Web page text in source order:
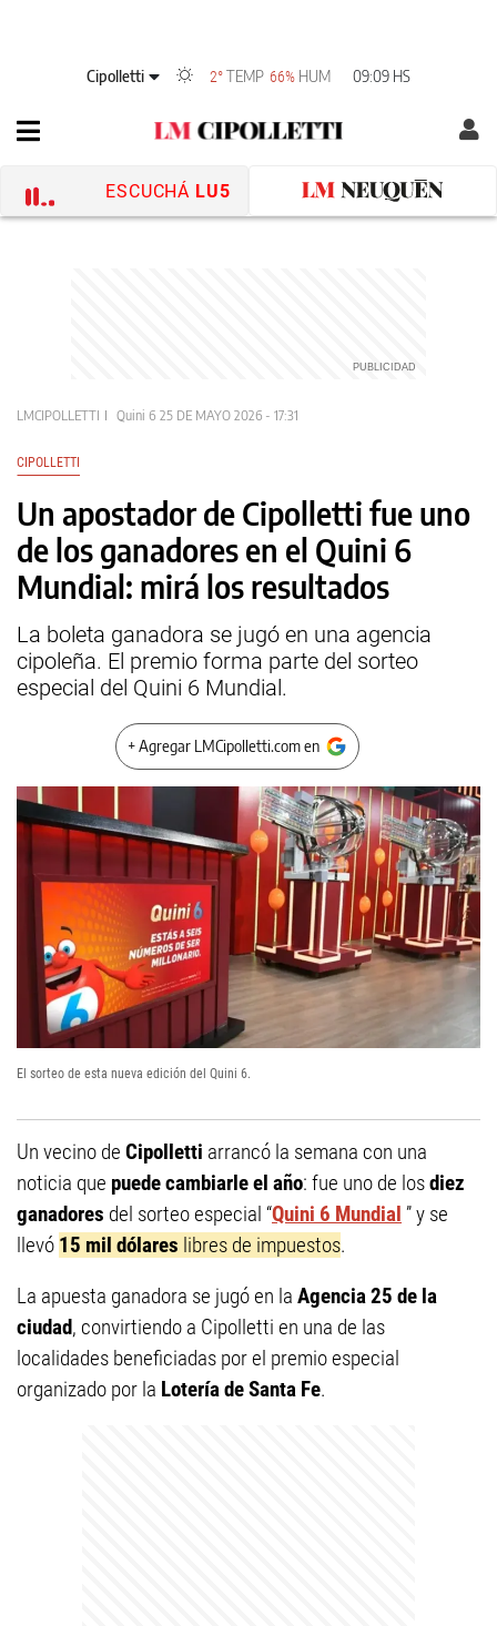
Cipolletti 2°TEMP 66% HUM 09:09 HS
ESCUCHÁ LU5
LMCIPOLLETTI Quini 6 25 DE MAYO 2026 - 17:31
CIPOLLETTI
Un apostador de Cipolletti fue uno
de los ganadores en el Quini 6
Mundial: mirá los resultados
La boleta ganadora se jugó en una agencia
cipoleña. El premio forma parte del sorteo
especial del Quini 6 Mundial.
+ Agregar LMCipolletti.com en
El sorteo de esta nueva edición del Quini 6.
Un vecino de Cipolletti arrancó la semana con una
noticia que puede cambiarle el año: fue uno de losdiez
ganadores del sorteo especial “Quini 6 Mundial ” y se
llevó 15 mil dólares libres de impuestos.
La apuesta ganadora se jugó en la Agencia 25 de la
ciudad, convirtiendo a Cipolletti en una de las
localidades beneficiadas por el premio especial
organizado por la Lotería de Santa Fe.